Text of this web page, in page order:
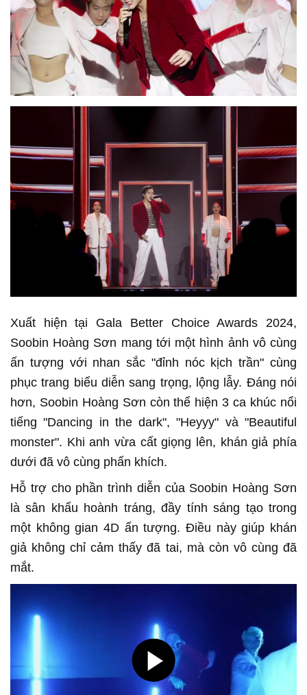
Xuất hiện tại Gala Better Choice Awards 2024,
Soobin Hoàng Sơn mang tới một hình ảnh vô cùng
ấn tượng với nhan sắc "đỉnh nóc kịch trần" cùng
phục trang biểu diễn sang trọng, lộng lẫy. Đáng nói
hơn, Soobin Hoàng Sơn còn thể hiện 3 ca khúc nổi
tiếng "Dancing in the dark", "Heyyy" và "Beautiful
monster". Khi anh vừa cất giọng lên, khán giả phía
dưới đã vô cùng phấn khích.
Hỗ trợ cho phần trình diễn của Soobin Hoàng Sơn
là sân khấu hoành tráng, đầy tính sáng tạo trong
một không gian 4D ấn tượng. Điều này giúp khán
giả không chỉ cảm thấy đã tai, mà còn vô cùng đã
mắt.